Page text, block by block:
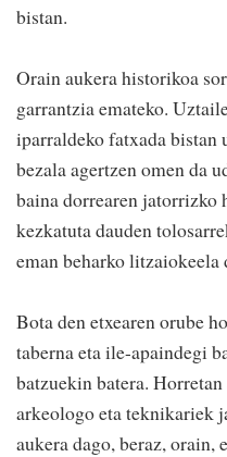
bistan.
Orain aukera historikoa
garrantzia emateko.
iparraldeko fatxada bistan
bezala agertzen omen da
baina dorrearen jatorrizko
kezkatuta dauden
eman beharko litzaiokeela
Bota den etxearen orube
taberna eta ile-apaindegi
batzuekin batera.
arkeologo eta teknikariek
aukera dago, beraz, orain,